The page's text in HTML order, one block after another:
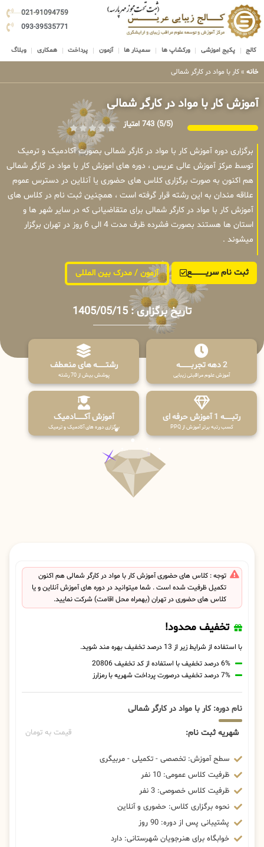
021-91094759
093-39535771
کالج پکیج اموزشی ورکشاپ ها سمینار ها آزمون پرداخت همکاری وبلاگ
خانه » کار با مواد در کارگر شمالی
آموزش کار با مواد در کارگر شمالی
(5/5) 743 امتیاز
برگزاری دوره آموزش کار با مواد در کارگر شمالی بصورت آکادمیک و ترمیک
توسط مرکز آموزش عالی عریس ، دوره های اموزش کار با مواد در کارگر شمالی
هم اکنون به صورت برگزاری کلاس های حضوری یا آنلاین در دسترس عموم
علاقه مندان به این رشته قرار گرفته است ، همچنین ثبت نام در کلاس های
آموزش کار با مواد در کارگر شمالی برای متقاضیانی که در سایر شهر ها و
استان ها هستند بصورت فشرده ظرف مدت 4 الی 6 روز در تهران برگزار
میشوند .
ثبت نام سریــــــــــــع آزمون / مدرک بین المللی
تاریخ برگزاری : 1405/05/15
2 دهه تجربـــــــــه
آموزش علوم مراقبتی زیبایی
رشتـــــــه های منعطف
پوشش بیش از 70 رشته
رتبــــــه 1 آموزش حرفه ای
کسب رتبه برتر آموزش از PPQ
آموزش آکـــــــادمیک
برگزاری دوره های آکادمیک و ترمیک
توجه : کلاس های حضوری آموزش کار با مواد در کارگر شمالی هم اکنون
تکمیل ظرفیت شده است . شما میتوانید در دوره های آموزش آنلاین و یا
کلاس های حضوری در تهران (بهمراه محل اقامت) شرکت نمایید.
تخفیف محدود!
با استفاده از شرایط زیر از 13 درصد تخفیف بهره مند شوید.
6% درصد تخفیف با استفاده از کد تخفیف 20806
7% درصد تخفیف درصورت پرداخت شهریه با رمزارز
نام دوره: کار با مواد در کارگر شمالی
شهریه ثبت نام: قیمت به تومان
سطح آموزش: تخصصی - تکمیلی - مربیگری
ظرفیت کلاس عمومی: 10 نفر
ظرفیت کلاس خصوصی: 3 نفر
نحوه برگزاری کلاس: حضوری و آنلاین
پشتیبانی پس از دوره: 90 روز
خوابگاه برای هنرجویان شهرستانی: دارد